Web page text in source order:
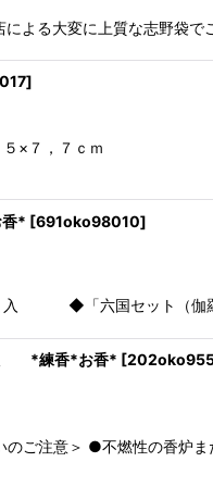
大変に上質な志野袋でご
]
７，５×７
* [691oko98010]
セット（伽羅・羅国
*練香*お香* [
ご注意＞ ●不燃性の香炉